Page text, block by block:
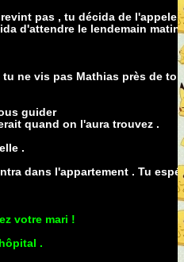
pas , tu décida de
d'attendre le lendemain
ne vis pas Mathias près de
guider
quand on l'aura trouvez .
.
dans l'appartement . Tu
votre mari !
.